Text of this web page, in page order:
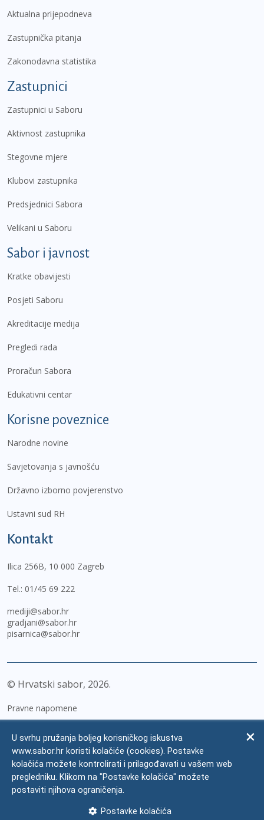
Aktualna prijepodneva
Zastupnička pitanja
Zakonodavna statistika
Zastupnici
Zastupnici u Saboru
Aktivnost zastupnika
Stegovne mjere
Klubovi zastupnika
Predsjednici Sabora
Velikani u Saboru
Sabor i javnost
Kratke obavijesti
Posjeti Saboru
Akreditacije medija
Pregledi rada
Proračun Sabora
Edukativni centar
Korisne poveznice
Narodne novine
Savjetovanja s javnošću
Državno izborno povjerenstvo
Ustavni sud RH
Kontakt
Ilica 256B, 10 000 Zagreb
Tel.: 01/45 69 222
mediji@sabor.hr
gradjani@sabor.hr
pisarnica@sabor.hr
© Hrvatski sabor, 2026
Pravne napomene
Zaštita osobnih podataka
Impressum
Česta pitanja
U svrhu pružanja boljeg korisničkog iskustva
www.sabor.hr koristi kolačiće (cookies). Postavke
kolačića možete kontrolirati i prilagođavati u vašem web
pregledniku. Klikom na "Postavke kolačića" možete
postaviti njihova ograničenja.
Postavke kolačića